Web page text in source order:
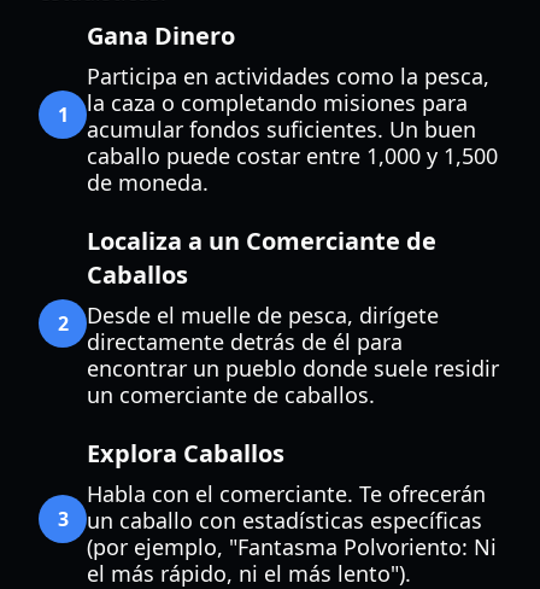
1
Gana Dinero
Participa en actividades como la pesca,
la caza o completando misiones para
acumular fondos suficientes. Un buen
caballo puede costar entre 1,000 y 1,500
de moneda.
2
Localiza a un Comerciante de
Caballos
Desde el muelle de pesca, dirígete
directamente detrás de él para
encontrar un pueblo donde suele residir
un comerciante de caballos.
3
Explora Caballos
Habla con el comerciante. Te ofrecerán
un caballo con estadísticas específicas
(por ejemplo, "Fantasma Polvoriento: Ni
el más rápido, ni el más lento").